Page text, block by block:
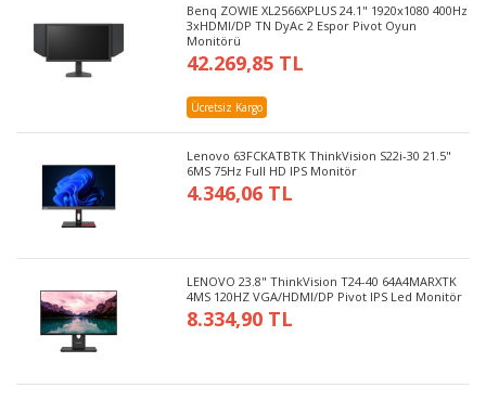
Benq ZOWIE XL2566XPLUS 24.1" 1920x1080 400Hz
3xHDMI/DP TN DyAc 2 Espor Pivot Oyun
Monitörü
42.269,85 TL
Ücretsiz Kargo
Lenovo 63FCKATBTK ThinkVision S22i-30 21.5"
6MS 75Hz Full HD IPS Monitör
4.346,06 TL
LENOVO 23.8" ThinkVision T24-40 64A4MARXTK
4MS 120HZ VGA/HDMI/DP Pivot IPS Led Monitör
8.334,90 TL